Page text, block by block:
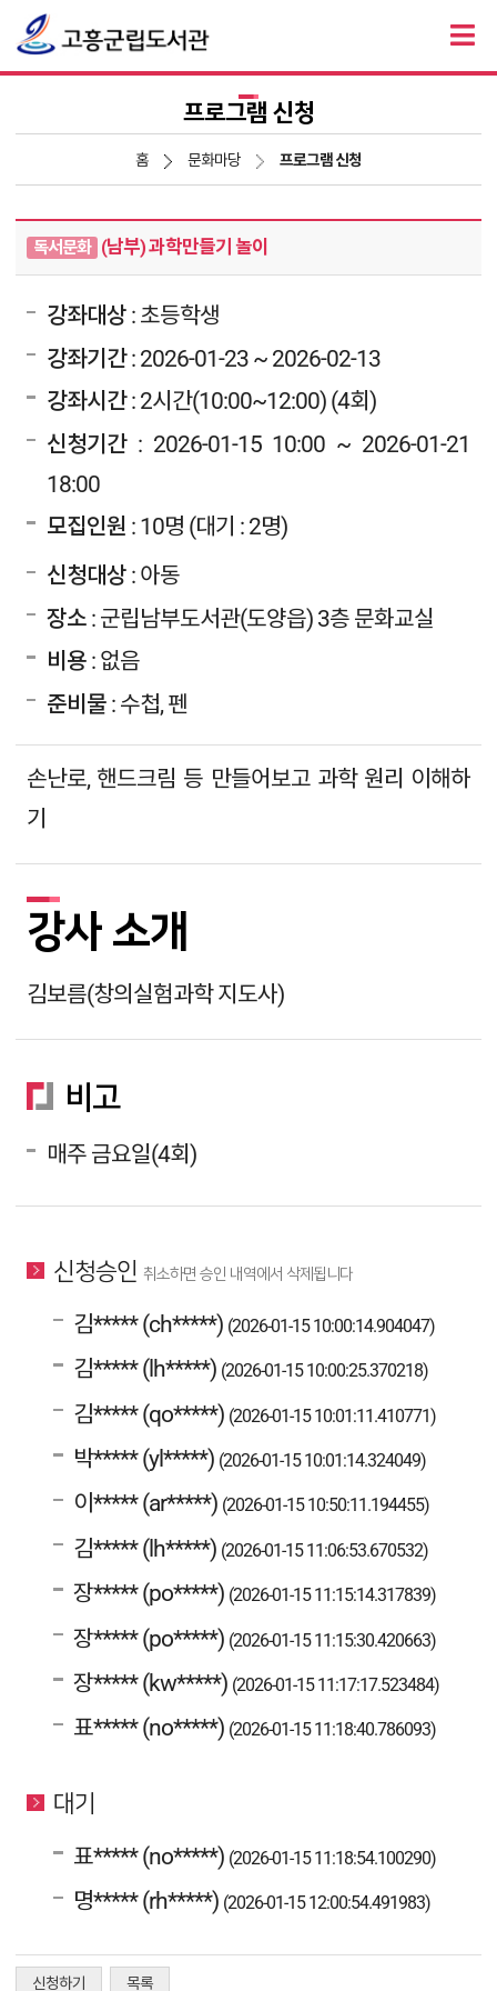
프로그램 신청
홈 문화마당 프로그램 신청
독서문화 (남부) 과학만들기 놀이
강좌대상 : 초등학생
강좌기간: 2026-01-23 ~ 2026-02-13
강좌시간: 2시간(10:00~12:00) (4회)
신청기간: 2026-01-15 10:00 ~ 2026-01-21
18:00
모집인원 : 10명 (대기 : 2명)
신청대상 : 아동
장소 : 군립남부도서관(도양읍) 3층 문화교실
비용 : 없음
준비물 : 수첩, 펜
손난로, 핸드크림 등 만들어보고 과학 원리 이해하
기
강사 소개
김보름(창의실험과학 지도사)
비고
매주 금요일(4회)
신청승인 취소하면 승인 내역에서 삭제됩니다
김***** (ch*****) (2026-01-15 10:00:14.904047)
김***** (lh*****) (2026-01-15 10:00:25.370218)
김***** (qo*****) (2026-01-15 10:01:11.410771)
박***** (yl*****) (2026-01-15 10:01:14.324049)
이***** (ar*****) (2026-01-15 10:50:11.194455)
김***** (lh*****) (2026-01-15 11:06:53.670532)
장***** (po*****) (2026-01-15 11:15:14.317839)
장***** (po*****) (2026-01-15 11:15:30.420663)
장***** (kw*****) (2026-01-15 11:17:17.523484)
표***** (no*****) (2026-01-15 11:18:40.786093)
대기
표***** (no*****) (2026-01-15 11:18:54.100290)
명***** (rh*****) (2026-01-15 12:00:54.491983)
신청하기 목록